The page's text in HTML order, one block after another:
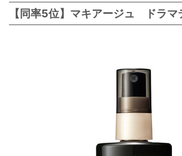
【同率5位】マキアージュ ドラマ